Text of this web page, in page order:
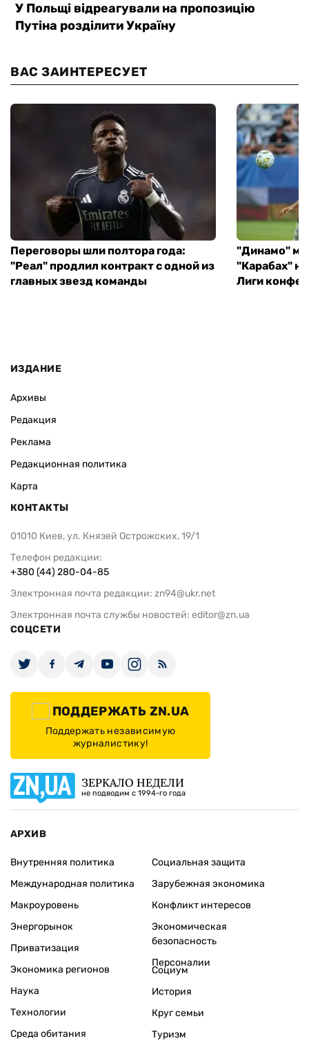
ВАС ЗАИНТЕРЕСУЕТ
Переговоры шли полтора года:
"Реал" продлил контракт с одной из
главных звезд команды
"Динамо"
"Карабах"
Лиги
ИЗДАНИЕ
Архивы
Редакция
Реклама
Редакционная политика
Карта
КОНТАКТЫ
01010 Киев, ул. Князей Острожских, 19/1
Телефон редакции:
+380 (44) 280-04-85
Электронная почта редакции: zn94@ukr.net
Электронная почта службы новостей: editor@zn.ua
СОЦСЕТИ
ПОДДЕРЖАТЬ ZN.UA
Поддержать независимую
журналистику!
ЗЕРКАЛО НЕДЕЛИ
не подводим с 1994-го года
АРХИВ
Внутренняя политика
Международная политика
Макроуровень
Энергорынок
Приватизация
Экономика регионов
Социальная защита
Зарубежная экономика
Конфликт интересов
Экономическая
безопасность
Персоналии
Наука
Технологии
Среда обитания
Социум
История
Круг семьи
Туризм